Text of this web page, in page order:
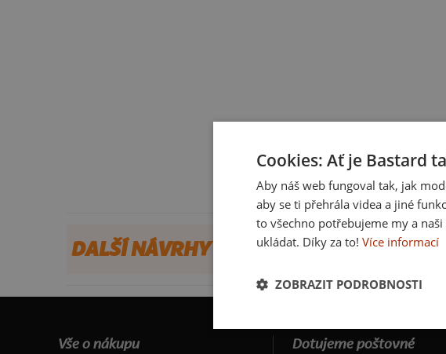
DALŠÍ NÁVRHY OD WOBEGONK
Vše o nákupu Dotujeme poštovné
Cookies: Ať je Bastard
Aby náš web fungoval tak, jak
aby se ti přehrála videa a jiné
to všechno potřebujeme my a
ukládat. Díky za to! Více informací
ZOBRAZIT PODROBNOSTI